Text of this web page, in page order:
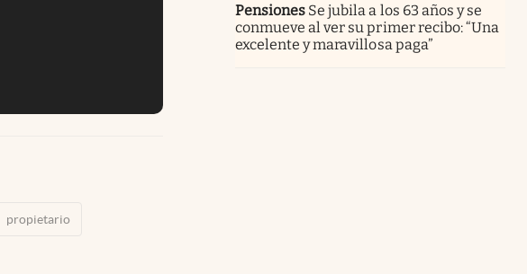
propietario
Pensiones Se jubila a los 63 años y se
conmueve al ver su primer recibo: “Una
excelente y maravillosa paga”